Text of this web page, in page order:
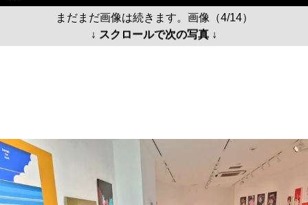
まだまだ画像は続きます。画像（4/14）
↓ スクロールで次の写真 ↓